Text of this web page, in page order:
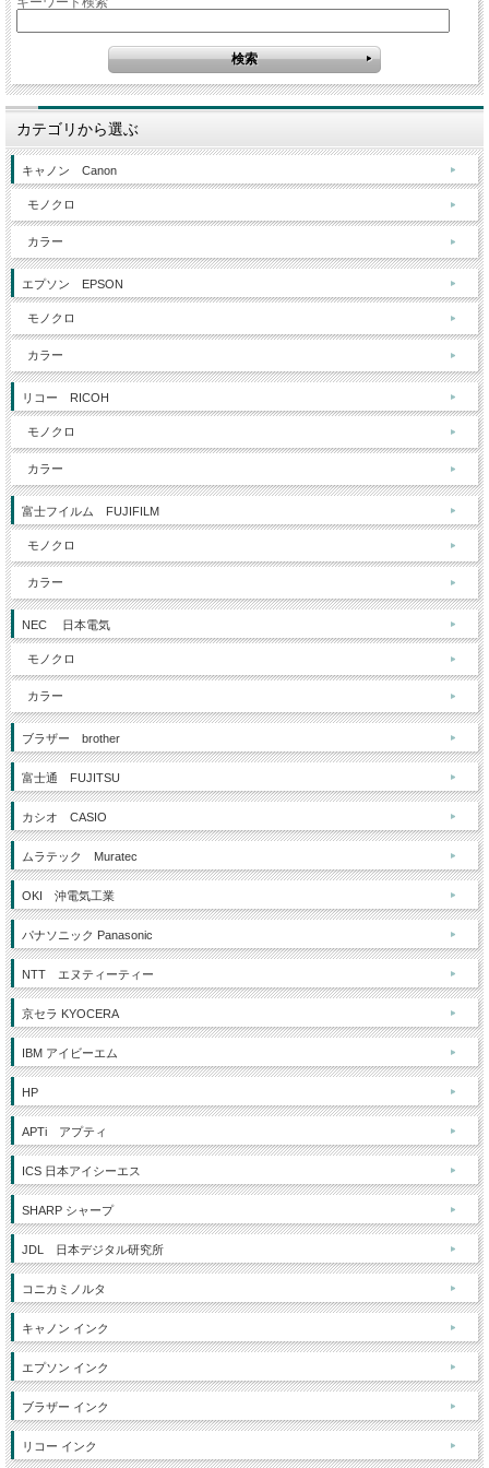
カテゴリから選ぶ
キャノン Canon
モノクロ
カラー
エプソン EPSON
モノクロ
カラー
リコー RICOH
モノクロ
カラー
富士フイルム FUJIFILM
モノクロ
カラー
NEC 日本電気
モノクロ
カラー
ブラザー brother
富士通 FUJITSU
カシオ CASIO
ムラテック Muratec
OKI 沖電気工業
パナソニック Panasonic
NTT エヌティーティー
京セラ KYOCERA
IBM アイビーエム
HP
APTi アプティ
ICS 日本アイシーエス
SHARP シャープ
JDL 日本デジタル研究所
コニカミノルタ
キャノン インク
エプソン インク
ブラザー インク
リコー インク